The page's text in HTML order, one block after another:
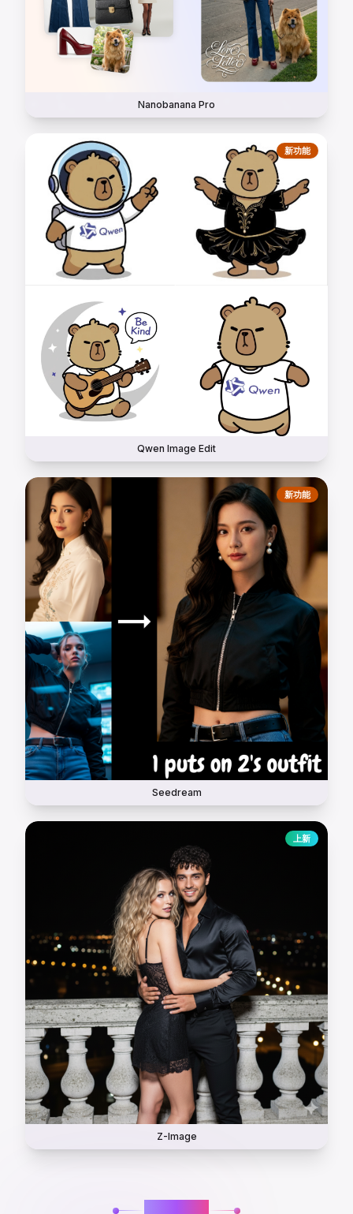
Nanobanana Pro
新功能
Qwen Image Edit
新功能
Seedream
上新
Z-Image